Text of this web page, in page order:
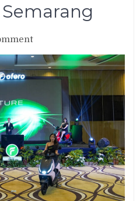
on
Luncurkan
4
Kendaraan
Listrik
Baru
dan
Resmikan
Pabrik
Perakitan
di
Semarang